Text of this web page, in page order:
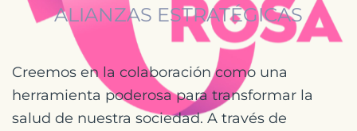
ALIANZAS ESTRATÉGICAS
Creemos en la colaboración como una
herramienta poderosa para transformar la
salud de nuestra sociedad. A través de